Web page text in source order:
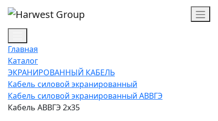
Главная
Каталог
ЭКРАНИРОВАННЫЙ КАБЕЛЬ
Кабель силовой экранированный
Кабель силовой экранированный АВВГЭ
Кабель АВВГЭ 2х35